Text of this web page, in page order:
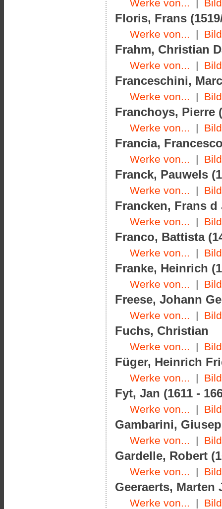
Werke von...
Floris, Frans
Werke von... |
Frahm, Christian
Werke von... |
Franceschini,
Werke von... |
Franchoys, Pierre
Werke von... |
Francia,
Werke von... |
Franck, Pauwels
Werke von... |
Francken, Frans d
Werke von... |
Franco, Battista
Werke von... |
Franke, Heinrich
Werke von... |
Freese, Johann
Werke von... |
Fuchs, Christian
Werke von... |
Füger, Heinrich
Werke von... |
Fyt, Jan (1611 -
Werke von... |
Gambarini,
Werke von... |
Gardelle, Robert
Werke von... |
Geeraerts, Marten
Werke von... |